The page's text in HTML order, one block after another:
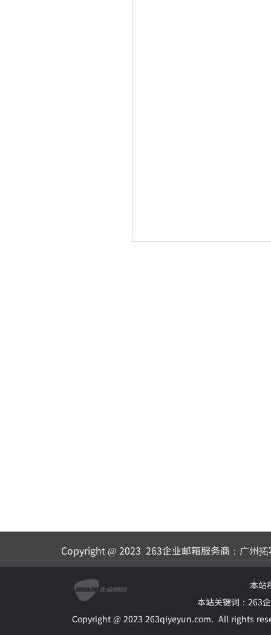
Copyright @ 2023 263企业邮箱服务商：广州
本站
本站关键词： 263
Copyright @ 2023 263qiyeyun.com. All rights